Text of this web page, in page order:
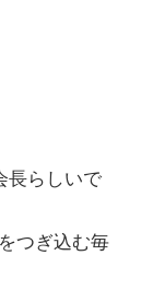
長らしいで
つぎ込む毎